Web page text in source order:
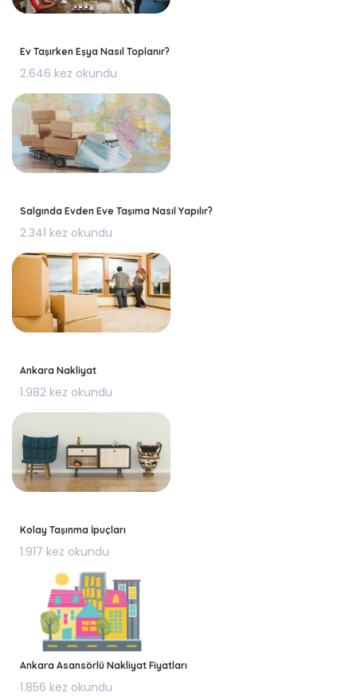
Ev Taşırken Eşya Nasıl Toplanır?
2.646 kez okundu
Salgında Evden Eve Taşıma Nasıl Yapılır?
2.341 kez okundu
Ankara Nakliyat
1.982 kez okundu
Kolay Taşınma İpuçları
1.917 kez okundu
Ankara Asansörlü Nakliyat Fiyatları
1.856 kez okundu